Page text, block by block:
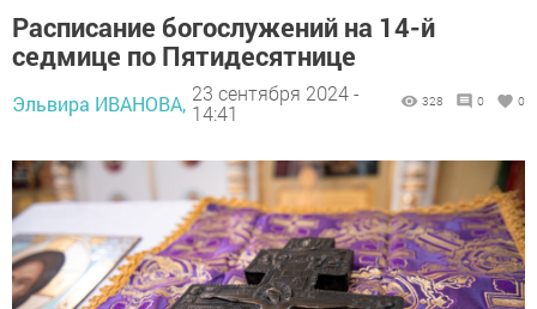
Расписание богослужений на 14-й
седмице по Пятидесятнице
Эльвира ИВАНОВА, 23 сентября 2024 -
14:41
328 0 0